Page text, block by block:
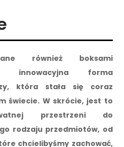
również boksami
innowacyjna forma
która stała się coraz
świecie. W skrócie, jest to
przestrzeni do
rodzaju przedmiotów, od
chcielibyśmy zachować,